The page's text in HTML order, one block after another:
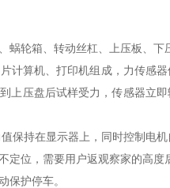
蜗轮箱、转动丝杠、上压板、下
算机、打印机组成，力传感
上压盘后试样受力，传感器立
保持在显示器上，同时控制电机
位，需要用户返观察家的高度
护停车。